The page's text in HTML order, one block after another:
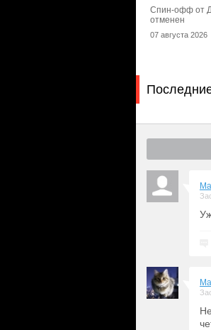
Спин-офф от
отменен
07 августа 2026